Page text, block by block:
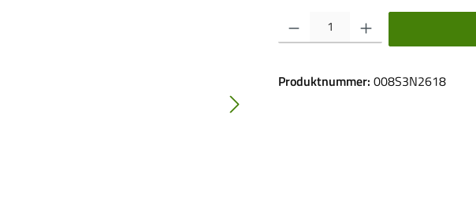
Produkt Anzahl: Gib den gewünschten
Produktnummer: 008S3N2618